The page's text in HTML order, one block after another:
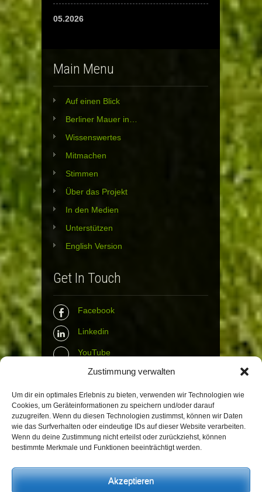
Zustimmung verwalten
Um dir ein optimales Erlebnis zu bieten, verwenden wir Technologien wie
Cookies, um Geräteinformationen zu speichern und/oder darauf
zuzugreifen. Wenn du diesen Technologien zustimmst, können wir Daten
wie das Surfverhalten oder eindeutige IDs auf dieser Website verarbeiten.
Wenn du deine Zustimmung nicht erteilst oder zurückziehst, können
bestimmte Merkmale und Funktionen beeinträchtigt werden.
Akzeptieren
05.2026
Main Menu
Auf einen Blick
Berliner Mauer in…
Wissenswertes
Mitmachen
Stimmen
Über das Projekt
In den Medien
Unterstützen
English Version
Get In Touch
Facebook
Linkedin
YouTube
Instagram
Tumblr
Contact Info
Email : info@the-wall-net.org